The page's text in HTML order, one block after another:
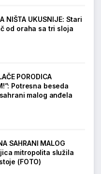
NIŠTA UKUSNIJE: Stari
od oraha sa tri sloja
PORODICA
Potresna beseda
malog anđela
SAHRANI MALOG
mitropolita služila
(FOTO)